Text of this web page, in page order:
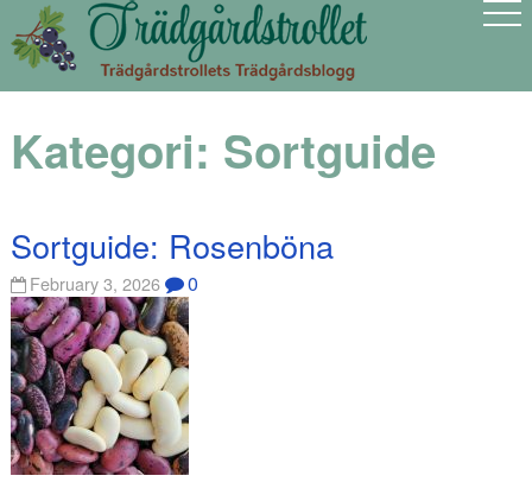
Kategori: Sortguide
Sortguide: Rosenböna
February 3, 2026 0